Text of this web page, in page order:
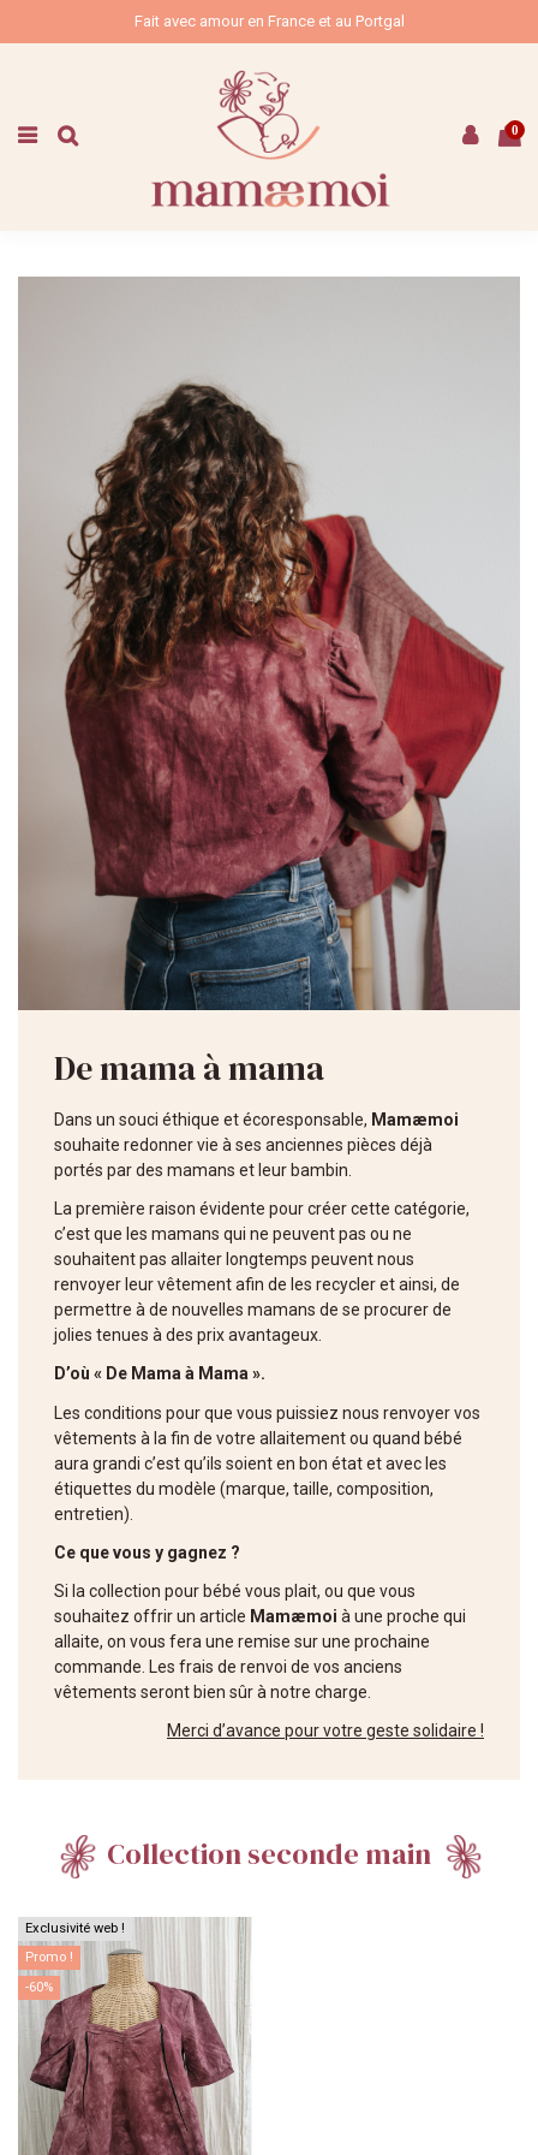
Fait avec amour en France et au Portgal
0
De mama à mama
Dans un souci éthique et écoresponsable, Mamæmoi
souhaite redonner vie à ses anciennes pièces déjà
portés par des mamans et leur bambin.
La première raison évidente pour créer cette catégorie,
c’est que les mamans qui ne peuvent pas ou ne
souhaitent pas allaiter longtemps peuvent nous
renvoyer leur vêtement afin de les recycler et ainsi, de
permettre à de nouvelles mamans de se procurer de
jolies tenues à des prix avantageux.
D’où « De Mama à Mama ».
Les conditions pour que vous puissiez nous renvoyer vos
vêtements à la fin de votre allaitement ou quand bébé
aura grandi c’est qu’ils soient en bon état et avec les
étiquettes du modèle (marque, taille, composition,
entretien).
Ce que vous y gagnez ?
Si la collection pour bébé vous plait, ou que vous
souhaitez offrir un article Mamæmoi à une proche qui
allaite, on vous fera une remise sur une prochaine
commande. Les frais de renvoi de vos anciens
vêtements seront bien sûr à notre charge.
Merci d’avance pour votre geste solidaire !
Collection seconde main
Exclusivité web !
Promo !
-60%